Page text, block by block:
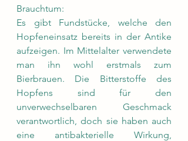
Brauchtum:
Es gibt Fundstücke, welche den
Hopfeneinsatz bereits in der Antike
aufzeigen. Im Mittelalter verwendete
man ihn wohl erstmals zum
Bierbrauen. Die Bitterstoffe des
Hopfens sind für den
unverwechselbaren Geschmack
verantwortlich, doch sie haben auch
eine antibakterielle Wirkung,